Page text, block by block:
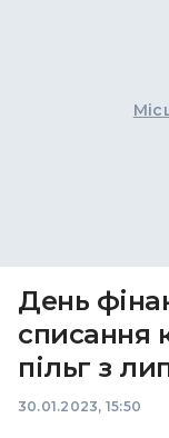
День
списання
пільг з
30.01.2023, 15:50